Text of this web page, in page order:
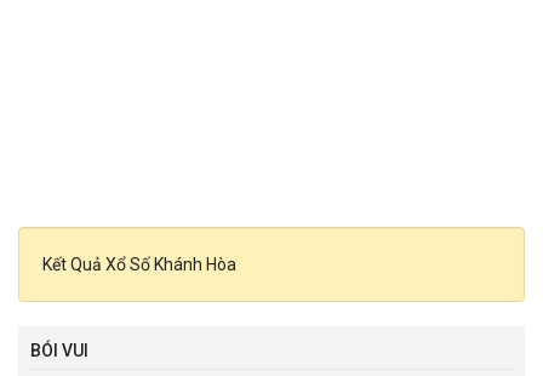
Kết Quả Xổ Số Khánh Hòa
BÓI VUI